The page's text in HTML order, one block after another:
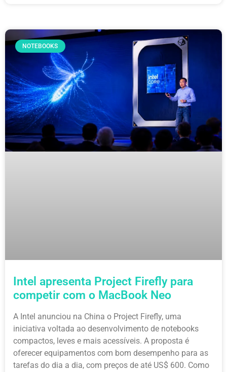
NOTEBOOKS
Intel apresenta Project Firefly para
competir com o MacBook Neo
A Intel anunciou na China o Project Firefly, uma
iniciativa voltada ao desenvolvimento de notebooks
compactos, leves e mais acessíveis. A proposta é
oferecer equipamentos com bom desempenho para as
tarefas do dia a dia, com preços de até US$ 600. Como